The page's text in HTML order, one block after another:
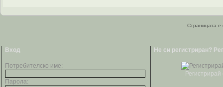
Страницата е
Вход
Потребителско име:
Парола:
Не си регистриран?
Регистрирай